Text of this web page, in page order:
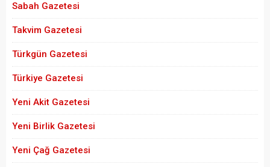
Sabah Gazetesi
Takvim Gazetesi
Türkgün Gazetesi
Türkiye Gazetesi
Yeni Akit Gazetesi
Yeni Birlik Gazetesi
Yeni Çağ Gazetesi